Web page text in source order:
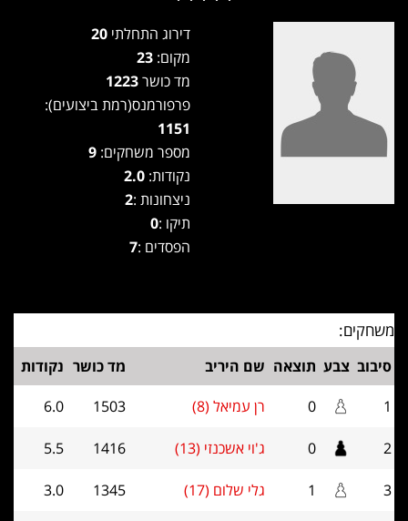
דירוג התחלתי
מקום:
מד כושר
פרפורמנס(רמת ביצועים):
1151
מספר משחקים:
נקודות: 2.0
ניצחונות :2
תיקו :0
הפסדים :7
משחקים:
סיבוב צבע תוצאה שם היריב מד כושר נקודות
1
0 רן עמיאל (8) 1503
6.0
2
0 ג'וי אשכנזי (13) 1416
5.5
3
1 גלי שלום (17) 1345
3.0